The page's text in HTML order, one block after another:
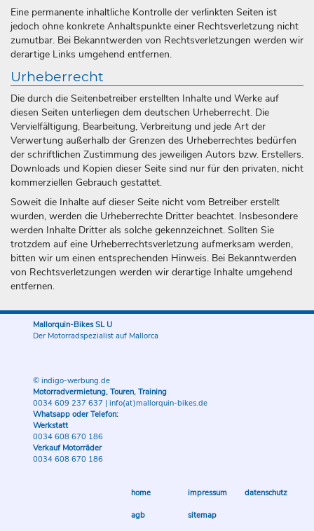
Eine permanente inhaltliche Kontrolle der verlinkten Seiten ist
jedoch ohne konkrete Anhaltspunkte einer Rechtsverletzung nicht
zumutbar. Bei Bekanntwerden von Rechtsverletzungen werden wir
derartige Links umgehend entfernen.
Urheberrecht
Die durch die Seitenbetreiber erstellten Inhalte und Werke auf
diesen Seiten unterliegen dem deutschen Urheberrecht. Die
Vervielfältigung, Bearbeitung, Verbreitung und jede Art der
Verwertung außerhalb der Grenzen des Urheberrechtes bedürfen
der schriftlichen Zustimmung des jeweiligen Autors bzw. Erstellers.
Downloads und Kopien dieser Seite sind nur für den privaten, nicht
kommerziellen Gebrauch gestattet.
Soweit die Inhalte auf dieser Seite nicht vom Betreiber erstellt
wurden, werden die Urheberrechte Dritter beachtet. Insbesondere
werden Inhalte Dritter als solche gekennzeichnet. Sollten Sie
trotzdem auf eine Urheberrechtsverletzung aufmerksam werden,
bitten wir um einen entsprechenden Hinweis. Bei Bekanntwerden
von Rechtsverletzungen werden wir derartige Inhalte umgehend
entfernen.
Mallorquin-Bikes SL U
Der Motorradspezialist auf Mallorca
© indigo-werbung.de
Motorradvermietung, Touren, Training
0034 609 237 637 | info(at)mallorquin-bikes.de
Whatsapp oder Telefon:
Werkstatt
0034 608 670 186
Verkauf Motorräder
0034 608 670 186
home impressum datenschutz
agb sitemap